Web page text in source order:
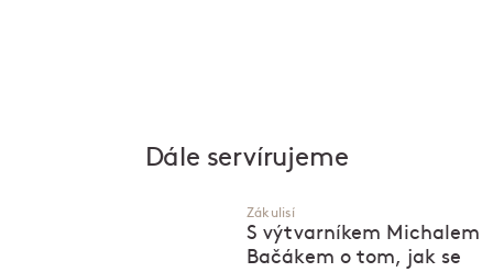
Dále servírujeme
Zákulisí
S výtvarníkem Michalem
Bačákem o tom, jak se